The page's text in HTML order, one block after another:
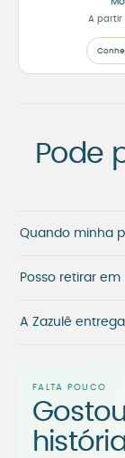
A partir
Pode
Quando minha
Posso retirar em
A Zazulê
FALTA POUCO